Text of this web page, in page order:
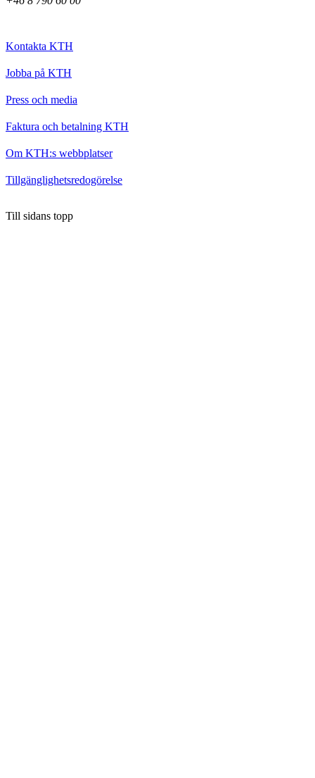
Kontakta KTH
Jobba på KTH
Press och media
Faktura och betalning KTH
Om KTH:s webbplatser
Tillgänglighetsredogörelse
Till sidans topp